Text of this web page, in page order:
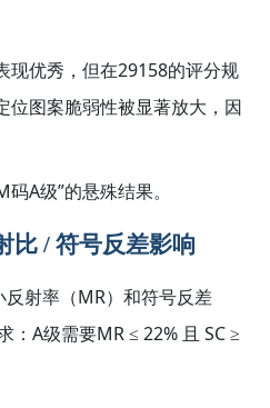
现优秀，但在29158的评分规
位图案脆弱性被显著放大，因
码A级”的悬殊结果。
比 / 符号反差影响
反射率（MR）和符号反差
： A级需要MR ≤ 22% 且 SC ≥